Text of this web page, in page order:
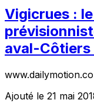
Vigicrues :
aval-Côtiers
Ajouté le 21 mai